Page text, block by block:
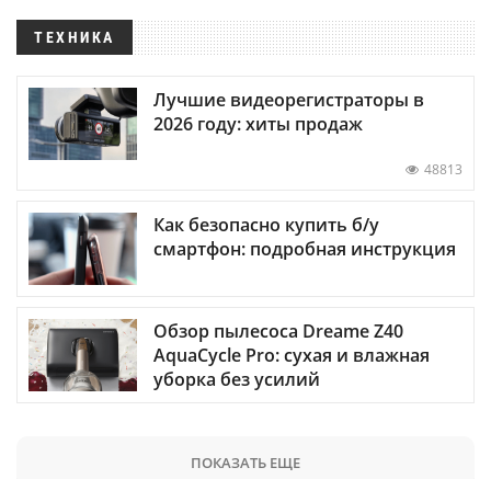
ТЕХНИКА
Лучшие видеорегистраторы в
2026 году: хиты продаж
48813
Как безопасно купить б/у
смартфон: подробная инструкция
Обзор пылесоса Dreame Z40
AquaCycle Pro: сухая и влажная
уборка без усилий
ПОКАЗАТЬ ЕЩЕ